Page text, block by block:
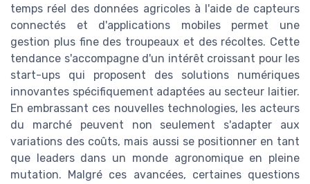
temps réel des données agricoles à l'aide de capteurs
connectés et d'applications mobiles permet une
gestion plus fine des troupeaux et des récoltes. Cette
tendance s'accompagne d'un intérêt croissant pour les
start-ups qui proposent des solutions numériques
innovantes spécifiquement adaptées au secteur laitier.
En embrassant ces nouvelles technologies, les acteurs
du marché peuvent non seulement s'adapter aux
variations des coûts, mais aussi se positionner en tant
que leaders dans un monde agronomique en pleine
mutation. Malgré ces avancées, certaines questions